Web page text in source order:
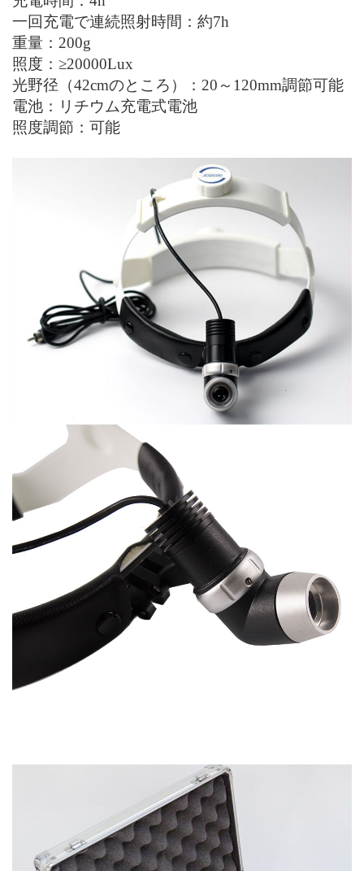
一回充電で連続照射時間： 約7h
重量 ： 200g
照度：≥20000Lux
光野径 （42cmのところ ）
：20～120mm調節可能
電池：リチウム充電式電池
照度調節：可能